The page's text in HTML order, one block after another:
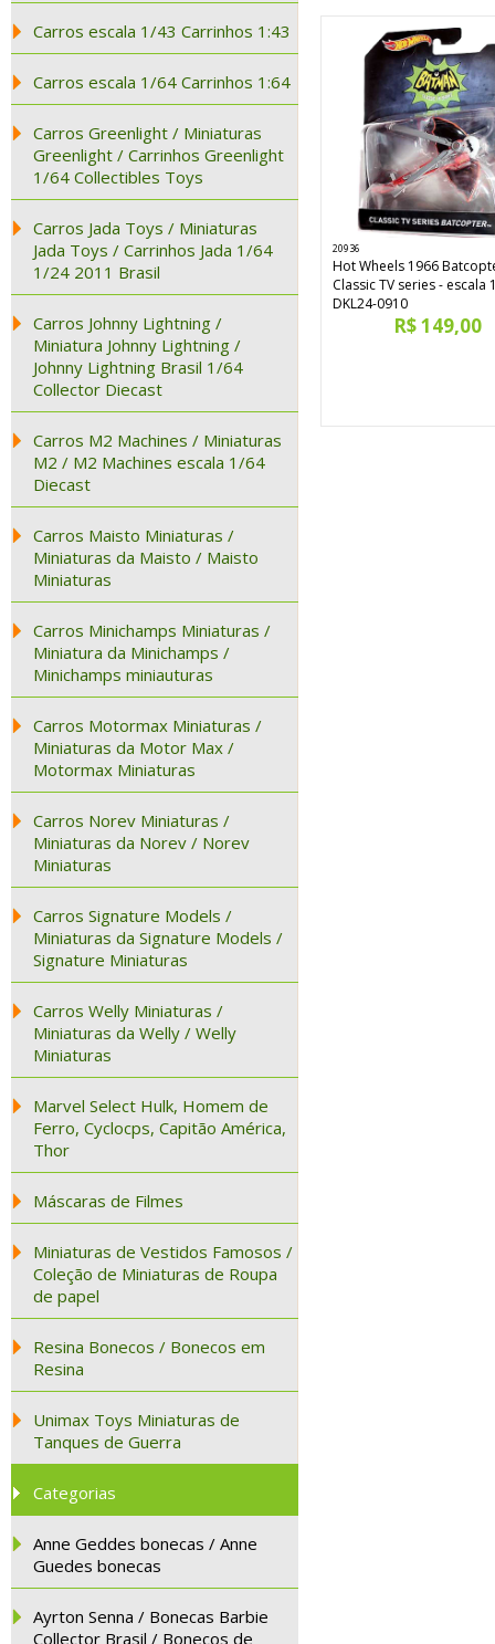
Carros escala 1/43 Carrinhos 1:43
Carros escala 1/64 Carrinhos 1:64
Carros Greenlight / Miniaturas
Greenlight / Carrinhos Greenlight
1/64 Collectibles Toys
Carros Jada Toys / Miniaturas
Jada Toys / Carrinhos Jada 1/64
1/24 2011 Brasil
Carros Johnny Lightning /
Miniatura Johnny Lightning /
Johnny Lightning Brasil 1/64
Collector Diecast
Carros M2 Machines / Miniaturas
M2 / M2 Machines escala 1/64
Diecast
Carros Maisto Miniaturas /
Miniaturas da Maisto / Maisto
Miniaturas
Carros Minichamps Miniaturas /
Miniatura da Minichamps /
Minichamps miniauturas
Carros Motormax Miniaturas /
Miniaturas da Motor Max /
Motormax Miniaturas
Carros Norev Miniaturas /
Miniaturas da Norev / Norev
Miniaturas
Carros Signature Models /
Miniaturas da Signature Models /
Signature Miniaturas
Carros Welly Miniaturas /
Miniaturas da Welly / Welly
Miniaturas
Marvel Select Hulk, Homem de
Ferro, Cyclocps, Capitão América,
Thor
Máscaras de Filmes
Miniaturas de Vestidos Famosos /
Coleção de Miniaturas de Roupa
de papel
Resina Bonecos / Bonecos em
Resina
Unimax Toys Miniaturas de
Tanques de Guerra
Categorias
Anne Geddes bonecas / Anne
Guedes bonecas
Ayrton Senna / Bonecas Barbie
Collector Brasil / Bonecos de
20936
Hot Wheels 1966
Classic TV series - escala
DKL24-0910
R$ 149,00